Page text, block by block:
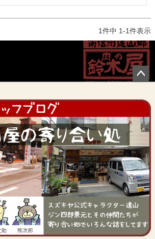
1件中 1-1件表示
ジト
へ